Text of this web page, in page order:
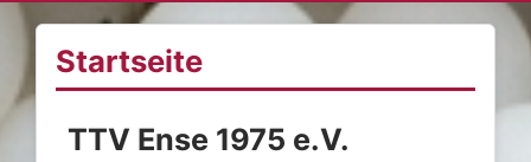
Startseite
TTV Ense 1975 e.V.